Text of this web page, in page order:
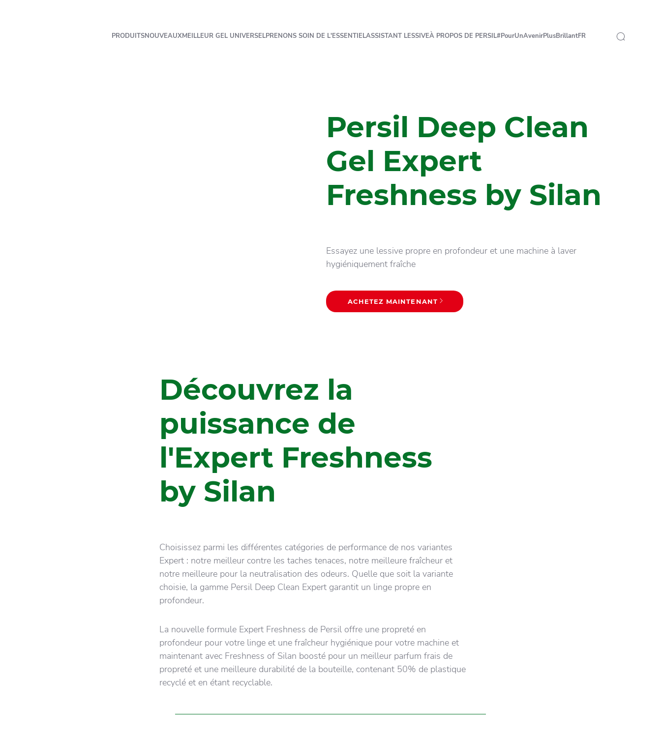
PRODUITSNOUVEAUXMEILLEUR GEL UNIVERSELPRENONS SOIN DE L'ESSENTIELASSISTANT LESSIVEÀ PROPOS DE PERSIL#PourUnAvenirPlusBrillantFR
Persil Deep Clean
Gel Expert
Freshness by Silan
Essayez une lessive propre en profondeur et une machine à laver
hygiéniquement fraîche
ACHETEZ MAINTENANT
Découvrez la
puissance de
l'Expert Freshness
by Silan
Choisissez parmi les différentes catégories de performance de nos variantes
Expert : notre meilleur contre les taches tenaces, notre meilleure fraîcheur et
notre meilleure pour la neutralisation des odeurs. Quelle que soit la variante
choisie, la gamme Persil Deep Clean Expert garantit un linge propre en
profondeur.
La nouvelle formule Expert Freshness de Persil offre une propreté en
profondeur pour votre linge et une fraîcheur hygiénique pour votre machine et
maintenant avec Freshness of Silan boosté pour un meilleur parfum frais de
propreté et une meilleure durabilité de la bouteille, contenant 50% de plastique
recyclé et en étant recyclable.